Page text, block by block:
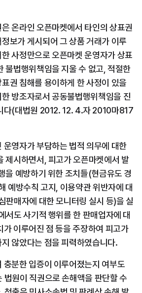
온라인 오픈마켓에서 타인의 상표권
보가 게시되어 그 상품 거래가 이루
사정만으로 오픈마켓 운영자가 상표
불법행위책임을 지울 수 없고, 적절한
권 침해를 용이하게 한 사정이 있을
방조자로서 공동불법행위책임을 진
다(대법원 2012. 12. 4.자 2010마817
운영자가 부담하는 법적 의무에 대한
제시하면서, 피고가 오픈마켓에서 발
을 예방하기 위한 조치들(현금유도 경
예방수칙 고지, 이용약관 위반자에 대
판매자에 대한 모니터링 실시 등)을 실
서도 사기적 행위를 한 판매업자에 대
가 이루어진 점 등을 주장하여 피고가
않았다는 점을 피력하였습니다.
충분한 입증이 이루어졌는지 여부도
법원이 직권으로 손해액을 판단할 수